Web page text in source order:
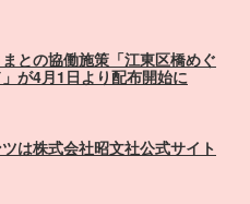
との協働施策「江東区橋めぐ
が4月1日より配布開始に
は株式会社昭文社公式サイト